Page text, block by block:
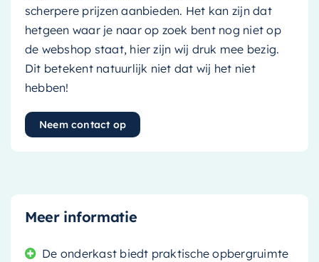
scherpere prijzen aanbieden. Het kan zijn dat
hetgeen waar je naar op zoek bent nog niet op
de webshop staat, hier zijn wij druk mee bezig.
Dit betekent natuurlijk niet dat wij het niet
hebben!
Neem contact op
Meer informatie
De onderkast biedt praktische opbergruimte